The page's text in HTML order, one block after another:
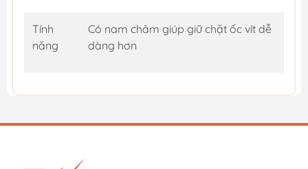
Tính
năng
Có nam châm giúp giữ chặt ốc vít dễ
dàng hơn